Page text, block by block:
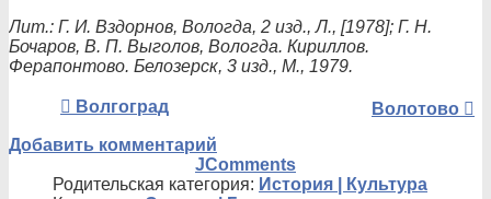
Лит.: Г. И. Вздорнов, Вологда, 2 изд., Л., [1978]; Г. Н.
Бочаров, В. П. Выголов, Вологда. Кириллов.
Ферапонтово. Белозерск, 3 изд., М., 1979.
Волгоград
Волотово
Добавить комментарий
JComments
Родительская категория: История | Культура